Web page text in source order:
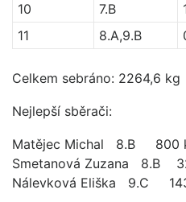
10
7.B
11
8.A,9.B
Celkem sebráno: 2264,6 kg
Nejlepší sběrači:
Matějec Michal 8.B 800
Smetanová Zuzana 8.B
Nálevková Eliška 9.C